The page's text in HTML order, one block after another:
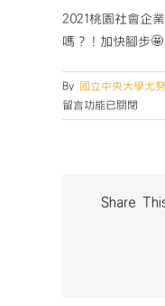
2021桃園社會企
嗎？！加快腳步🤩
By 國立中央大學尤
留言功能已關閉
Share